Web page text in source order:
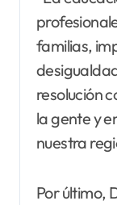
familias,
resolución
la gente y
nuestra
Por último,